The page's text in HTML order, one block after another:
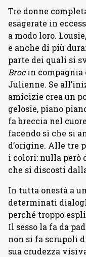
Tre donne
esagerate in
a modo loro.
e anche di più
parte dei quali si
Brocin compagnia
Julienne. Se
amicizie crea un
gelosie, piano
fa breccia nel
facendo sì che si
d’origine. Alle tre
i colori: nulla però
che si discosti
In tutta onestà a
determinati
perché troppo
Il sesso la fa da
non si fa scrupoli
sua crudezza